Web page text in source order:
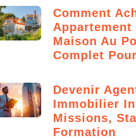
Comment
Appartement
Maison Au
Complet
Devenir
Immobilier
Missions,
Formation